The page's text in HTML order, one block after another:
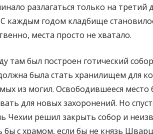
разлагаться только на третий
каждым годом кладбище
места просто не хватало.
там был построен готический
была стать хранилищем для
из могил. Освободившееся
для новых захоронений. Но
Чехии решил закрыть собор и
бы с храмом, если бы не князь